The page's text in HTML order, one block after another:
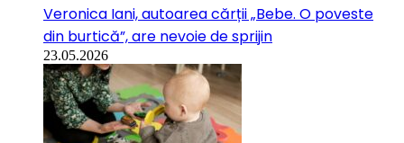
Veronica Iani, autoarea cărții „Bebe. O poveste
din burtică”, are nevoie de sprijin
23.05.2026